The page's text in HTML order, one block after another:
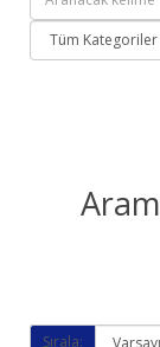
Sırala: